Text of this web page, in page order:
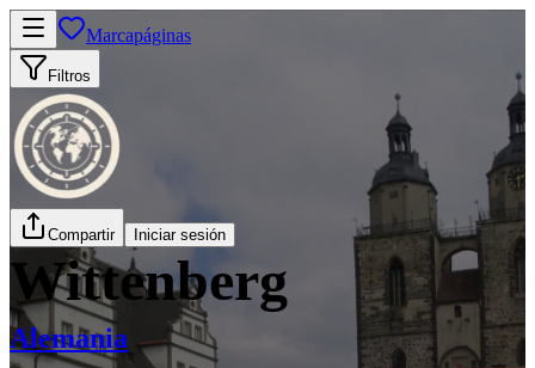
Marcapáginas
Filtros
Compartir Iniciar sesión
Wittenberg
Alemania